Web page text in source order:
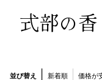
式部の香
並び替え 新着順 価格が